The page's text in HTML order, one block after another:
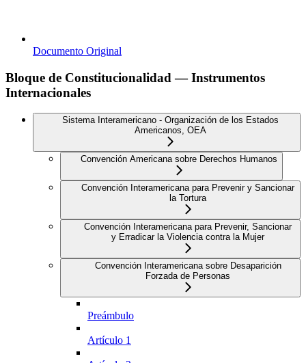
Documento Original
Bloque de Constitucionalidad — Instrumentos
Internacionales
Sistema Interamericano - Organización de los Estados
Americanos, OEA
Convención Americana sobre Derechos Humanos
Convención Interamericana para Prevenir y Sancionar
la Tortura
Convención Interamericana para Prevenir, Sancionar
y Erradicar la Violencia contra la Mujer
Convención Interamericana sobre Desaparición
Forzada de Personas
Preámbulo
Artículo 1